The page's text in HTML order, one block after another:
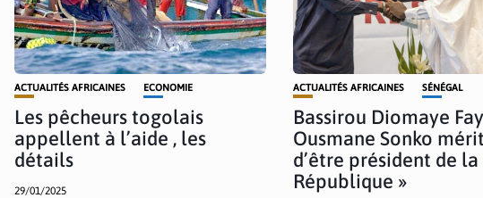
ACTUALITÉS AFRICAINES ECONOMIE
Les pêcheurs togolais
appellent à l’aide , les
détails
29/01/2025
ACTUALITÉS AFRICAINES SÉNÉGAL
Bassirou Diomaye
Ousmane Sonko
d’être président de la
République »